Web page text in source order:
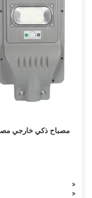
مصباح ذكي خارجي